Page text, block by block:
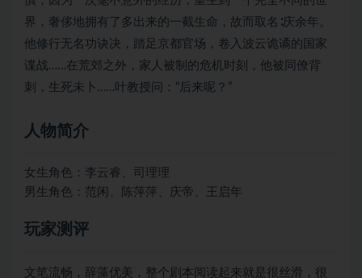
界，奢侈地拥有了多出来的一截生命，故而取名∶庆余年。
他修行无名功诀决，踏足京都官场，卷入波云诡谲的国家
谍战……在荒郊之外，家人被制的危机时刻，他被同僚背
刺，生死未卜……叶教授问：“后来呢？”
人物简介
女生角色：李云睿、司理理
男生角色：范闲、陈萍萍、庆帝、王启年
玩家测评
文笔流畅，辞藻优美，整个剧本阅读起来就是很丝滑，很